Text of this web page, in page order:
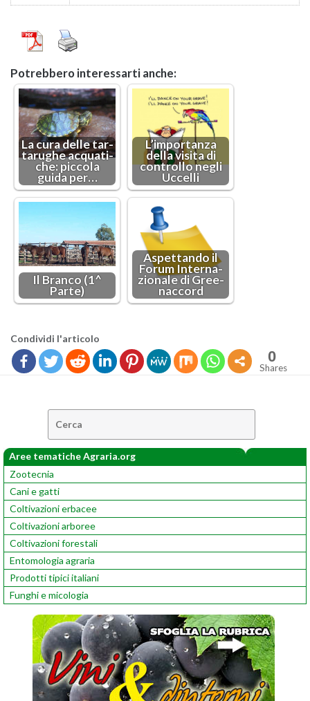
Po­treb­be­ro in­te­res­sar­ti anche:
La cura delle tar­
ta­ru­ghe ac­qua­ti­
che: pic­co­la
guida per…
L’im­por­tan­za
della vi­si­ta di
con­trol­lo negli
Uc­cel­li
Il Bran­co (1^
Parte)
Aspet­tan­do il
Forum In­ter­na­
zio­na­le di Gree­
nac­cord
Con­di­vi­di l'ar­ti­co­lo
0
Shares
Aree tematiche Agraria.org
Zootecnia
Cani e gatti
Coltivazioni erbacee
Coltivazioni arboree
Coltivazioni forestali
Entomologia agraria
Prodotti tipici italiani
Funghi e micologia